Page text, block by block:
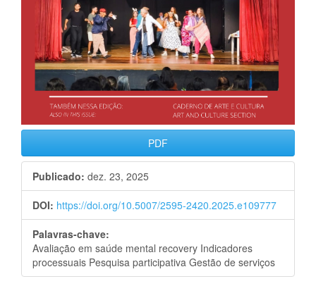
PDF
Publicado: dez. 23, 2025
DOI: https://doi.org/10.5007/2595-2420.2025.e109777
Palavras-chave:
Avaliação em saúde mental recovery Indicadores
processuais Pesquisa participativa Gestão de serviços